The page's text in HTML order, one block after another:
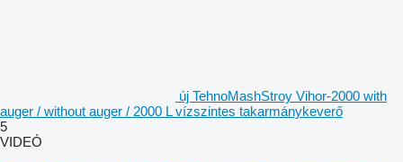
új TehnoMashStroy Vihor-2000 with
auger / without auger / 2000 L vízszintes takarmánykeverő
5
VIDEÓ